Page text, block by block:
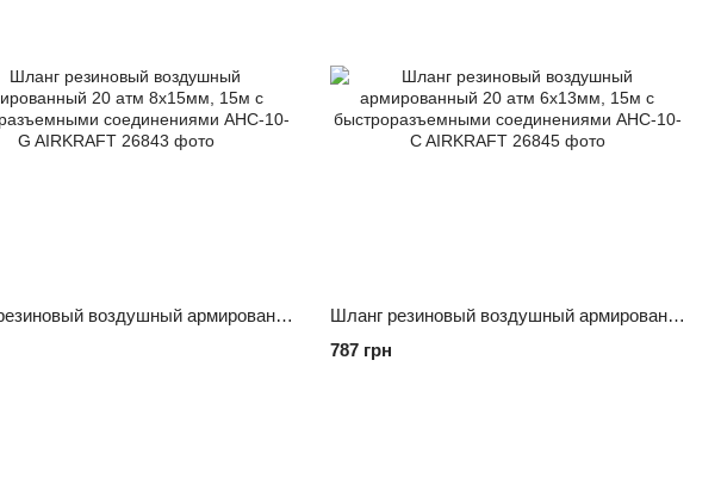
Шланг резиновый воздушный армированный 20 атм 8x15мм, 15м с быстроразъемными соединениями AHC-10-G AIRKRAFT
Шланг резиновый воздушный армированный 20 атм 6x13мм, 15м с быстроразъемными соединениями AHC-10-C AIRKRAFT
787 грн